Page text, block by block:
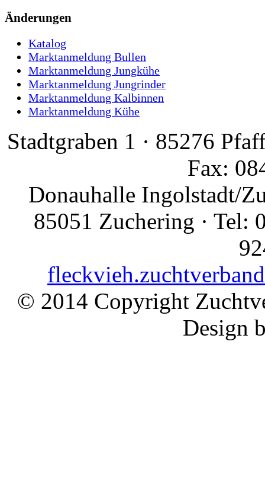
Änderungen
Katalog
Marktanmeldung Bullen
Marktanmeldung Jungkühe
Marktanmeldung Jungrinder
Marktanmeldung Kalbinnen
Marktanmeldung Kühe
Stadtgraben 1 · 85276
Fax:
Donauhalle Ingolstadt/
85051 Zuchering · Tel:
© 2014 Copyright
Design